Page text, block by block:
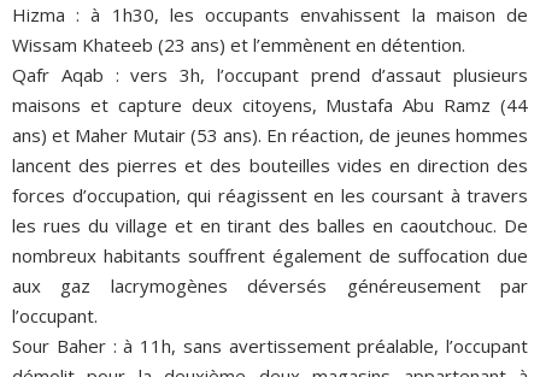
Hizma : à 1h30, les occupants envahissent la maison de
Wissam Khateeb (23 ans) et l’emmènent en détention.
Qafr Aqab : vers 3h, l’occupant prend d’assaut plusieurs
maisons et capture deux citoyens, Mustafa Abu Ramz (44
ans) et Maher Mutair (53 ans). En réaction, de jeunes hommes
lancent des pierres et des bouteilles vides en direction des
forces d’occupation, qui réagissent en les coursant à travers
les rues du village et en tirant des balles en caoutchouc. De
nombreux habitants souffrent également de suffocation due
aux gaz lacrymogènes déversés généreusement par
l’occupant.
Sour Baher : à 11h, sans avertissement préalable, l’occupant